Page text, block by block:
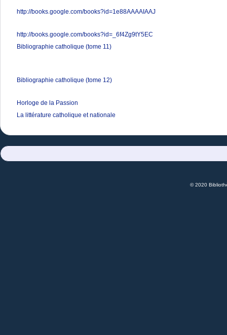
http://books.google.com/books?id=1e88AAAAIAAJ
http://books.google.com/books?id=_6f4Zg9tY5EC
Bibliographie catholique (tome 11)
Bibliographie catholique (tome 12)
Horloge de la Passion
La littérature catholique et nationale
© 2020